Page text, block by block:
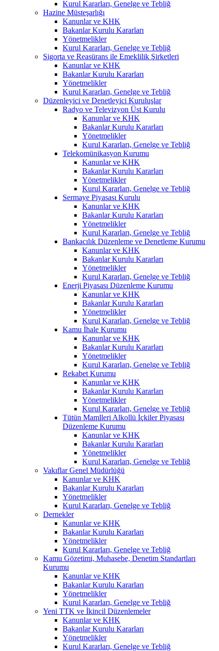
Kurul Kararları, Genelge ve Tebliğ
Hazine Müsteşarlığı
Kanunlar ve KHK
Bakanlar Kurulu Kararları
Yönetmelikler
Kurul Kararları, Genelge ve Tebliğ
Sigorta ve Reasürans ile Emeklilik Şirketleri
Kanunlar ve KHK
Bakanlar Kurulu Kararları
Yönetmelikler
Kurul Kararları, Genelge ve Tebliğ
Düzenleyici ve Denetleyici Kuruluşlar
Radyo ve Televizyon Üst Kurulu
Kanunlar ve KHK
Bakanlar Kurulu Kararları
Yönetmelikler
Kurul Kararları, Genelge ve Tebliğ
Telekomünikasyon Kurumu
Kanunlar ve KHK
Bakanlar Kurulu Kararları
Yönetmelikler
Kurul Kararları, Genelge ve Tebliğ
Sermaye Piyasası Kurulu
Kanunlar ve KHK
Bakanlar Kurulu Kararları
Yönetmelikler
Kurul Kararları, Genelge ve Tebliğ
Bankacılık Düzenleme ve Denetleme Kurumu
Kanunlar ve KHK
Bakanlar Kurulu Kararları
Yönetmelikler
Kurul Kararları, Genelge ve Tebliğ
Enerji Piyasası Düzenleme Kurumu
Kanunlar ve KHK
Bakanlar Kurulu Kararları
Yönetmelikler
Kurul Kararları, Genelge ve Tebliğ
Kamu İhale Kurumu
Kanunlar ve KHK
Bakanlar Kurulu Kararları
Yönetmelikler
Kurul Kararları, Genelge ve Tebliğ
Rekabet Kurumu
Kanunlar ve KHK
Bakanlar Kurulu Kararları
Yönetmelikler
Kurul Kararları, Genelge ve Tebliğ
Tütün Mamlleri Alkollü İçkiler Piyasası
Düzenleme Kurumu
Kanunlar ve KHK
Bakanlar Kurulu Kararları
Yönetmelikler
Kurul Kararları, Genelge ve Tebliğ
Vakıflar Genel Müdürlüğü
Kanunlar ve KHK
Bakanlar Kurulu Kararları
Yönetmelikler
Kurul Kararları, Genelge ve Tebliğ
Dernekler
Kanunlar ve KHK
Bakanlar Kurulu Kararları
Yönetmelikler
Kurul Kararları, Genelge ve Tebliğ
Kamu Gözetimi, Muhasebe, Denetim Standartları
Kurumu
Kanunlar ve KHK
Bakanlar Kurulu Kararları
Yönetmelikler
Kurul Kararları, Genelge ve Tebliğ
Yeni TTK ve İkincil Düzenlemeler
Kanunlar ve KHK
Bakanlar Kurulu Kararları
Yönetmelikler
Kurul Kararları, Genelge ve Tebliğ